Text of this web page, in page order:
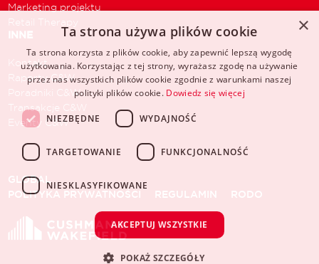
Marketing projektu
Retail Therapy
INNE
Kontakt
Raporty C&W
Poradniki C&W
Transakcje C&W
Eventy C&W
GLOBAL
POLITYKA PRYWATNOŚCI
REGULAMIN RODO
×
Ta strona używa plików cookie
Ta strona korzysta z plików cookie, aby zapewnić lepszą wygodę
użytkowania. Korzystając z tej strony, wyrażasz zgodę na używanie
przez nas wszystkich plików cookie zgodnie z warunkami naszej
polityki plików cookie. Dowiedz się więcej
NIEZBĘDNE WYDAJNOŚĆ
TARGETOWANIE FUNKCJONALNOŚĆ
NIESKLASYFIKOWANE
AKCEPTUJ WSZYSTKIE
POKAŻ SZCZEGÓŁY